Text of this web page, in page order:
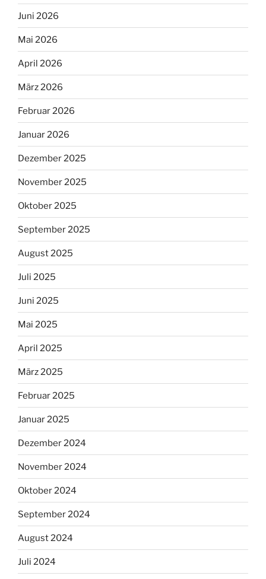
Juni 2026
Mai 2026
April 2026
März 2026
Februar 2026
Januar 2026
Dezember 2025
November 2025
Oktober 2025
September 2025
August 2025
Juli 2025
Juni 2025
Mai 2025
April 2025
März 2025
Februar 2025
Januar 2025
Dezember 2024
November 2024
Oktober 2024
September 2024
August 2024
Juli 2024